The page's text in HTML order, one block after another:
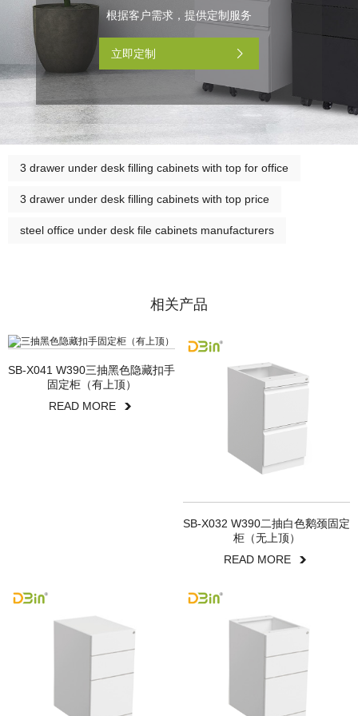
根据客户需求，提供定制服务
立即定制
3 drawer under desk filling cabinets with top for office
3 drawer under desk filling cabinets with top price
steel office under desk file cabinets manufacturers
相关产品
SB-X041 W390三抽黑色隐藏扣手
固定柜（有上顶）
READ MORE
SB-X032 W390二抽白色鹅颈固定
柜（无上顶）
READ MORE